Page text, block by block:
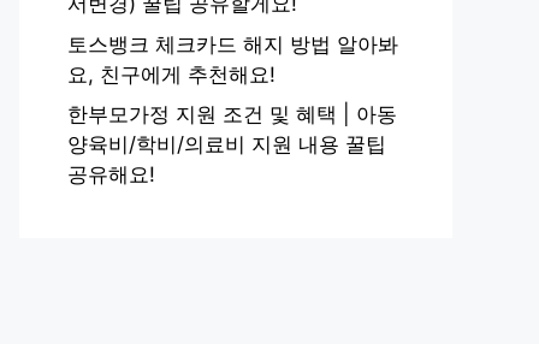
토스뱅크 체크카드 해지 방법 알아봐
요, 친구에게 추천해요!
한부모가정 지원 조건 및 혜택 | 아동
양육비/학비/의료비 지원 내용 꿀팁
공유해요!